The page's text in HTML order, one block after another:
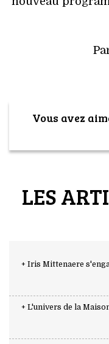
Vous avez
LES
+ Iris Mittenaere
+ L'univers de la